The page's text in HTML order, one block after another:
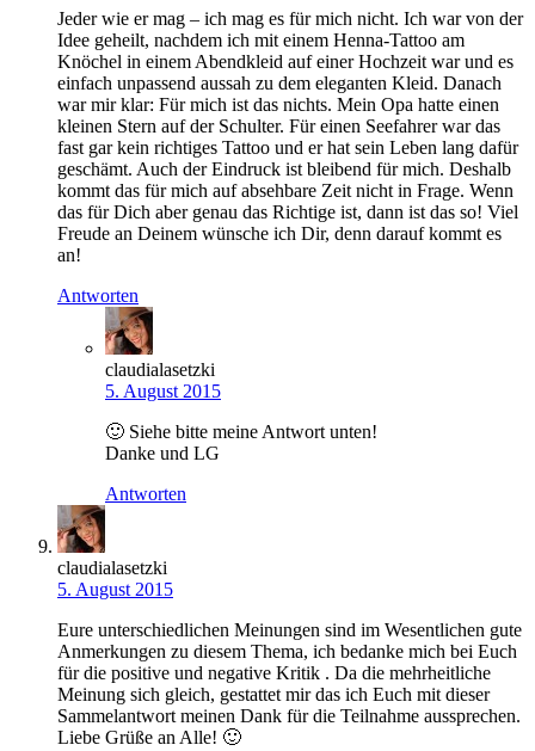
Jeder wie er mag – ich mag es für mich nicht. Ich war von der
Idee geheilt, nachdem ich mit einem Henna-Tattoo am
Knöchel in einem Abendkleid auf einer Hochzeit war und es
einfach unpassend aussah zu dem eleganten Kleid. Danach
war mir klar: Für mich ist das nichts. Mein Opa hatte einen
kleinen Stern auf der Schulter. Für einen Seefahrer war das
fast gar kein richtiges Tattoo und er hat sein Leben lang dafür
geschämt. Auch der Eindruck ist bleibend für mich. Deshalb
kommt das für mich auf absehbare Zeit nicht in Frage. Wenn
das für Dich aber genau das Richtige ist, dann ist das so! Viel
Freude an Deinem wünsche ich Dir, denn darauf kommt es
an!
Antworten
claudialasetzki
5. August 2015
🙂 Siehe bitte meine Antwort unten!
Danke und LG
Antworten
claudialasetzki
5. August 2015
Eure unterschiedlichen Meinungen sind im Wesentlichen gute
Anmerkungen zu diesem Thema, ich bedanke mich bei Euch
für die positive und negative Kritik . Da die mehrheitliche
Meinung sich gleich, gestattet mir das ich Euch mit dieser
Sammelantwort meinen Dank für die Teilnahme aussprechen.
Liebe Grüße an Alle! 🙂